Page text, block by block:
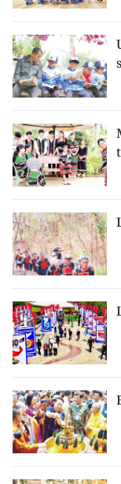
Đồng bằng
Chuyên trang
Chuyên trang
CHUYÊN ĐỀ
VỀ BÁO NHÂN
NHÂN DÂN CUỐI
NHÂN DÂN HẰNG
MUA BÁO
ĐỌC BÁO IN